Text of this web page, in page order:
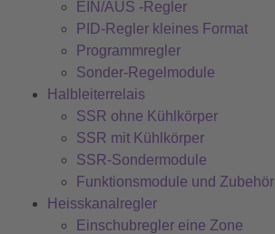
EIN/AUS -Regler
PID-Regler kleines Format
Programmregler
Sonder-Regelmodule
Halbleiterrelais
SSR ohne Kühlkörper
SSR mit Kühlkörper
SSR-Sondermodule
Funktionsmodule und Zubehör
Heisskanalregler
Einschubregler eine Zone